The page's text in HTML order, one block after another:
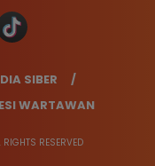
SIBER
WARTAWAN
RESERVED